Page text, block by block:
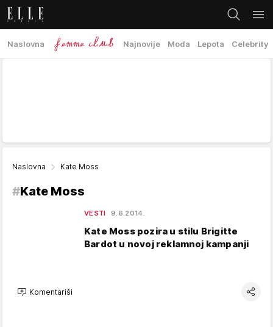
Naslovna Najnovije Moda Lepota Celebrity
Naslovna Kate Moss
#Kate Moss
VESTI 9.6.2014.
Kate Moss pozira u stilu Brigitte
Bardot u novoj reklamnoj kampanji
Komentariši